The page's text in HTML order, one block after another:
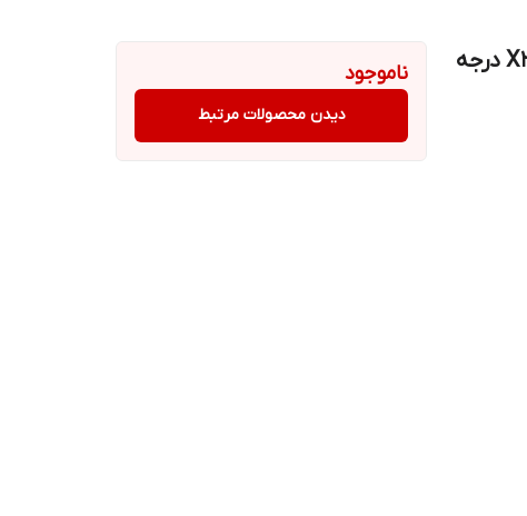
بوش طبق کوچک قرقره ای ام وی ام X33 درجه
ناموجود
دیدن محصولات مرتبط